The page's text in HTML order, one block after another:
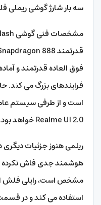
سه بار شارژ گوشی ریملی
فوق العاده قدرتمند و
Realme UI 2.0 خواهد بود.
ریلمی هنوز جزئیات
هوشمند جدی فاش نکرده
مشخص است، رایلی فلش
استفاده می کند و در